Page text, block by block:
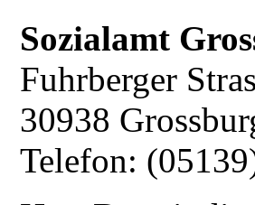
Sozialamt
Fuhrberger
30938
Telefon: